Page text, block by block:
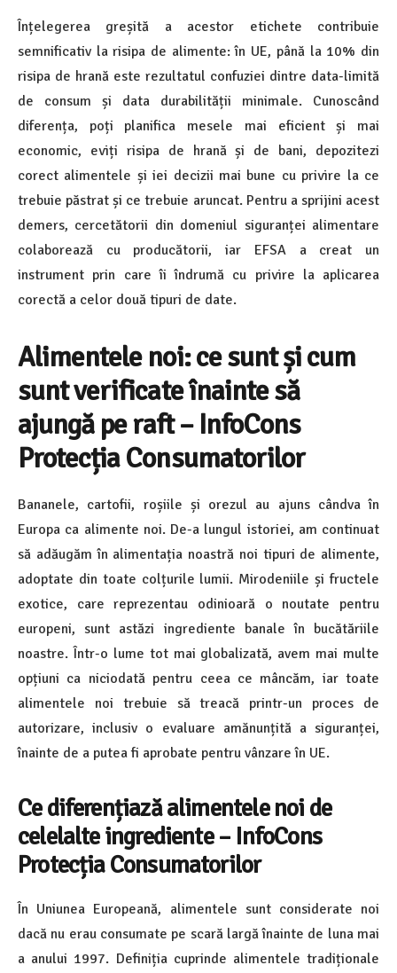
Înțelegerea greșită a acestor etichete contribuie
semnificativ la risipa de alimente: în UE, până la 10% din
risipa de hrană este rezultatul confuziei dintre data-limită
de consum și data durabilității minimale. Cunoscând
diferența, poți planifica mesele mai eficient și mai
economic, eviți risipa de hrană și de bani, depozitezi
corect alimentele și iei decizii mai bune cu privire la ce
trebuie păstrat și ce trebuie aruncat. Pentru a sprijini acest
demers, cercetătorii din domeniul siguranței alimentare
colaborează cu producătorii, iar EFSA a creat un
instrument prin care îi îndrumă cu privire la aplicarea
corectă a celor două tipuri de date.
Alimentele noi: ce sunt și cum
sunt verificate înainte să
ajungă pe raft – InfoCons
Protecția Consumatorilor
Bananele, cartofii, roșiile și orezul au ajuns cândva în
Europa ca alimente noi. De-a lungul istoriei, am continuat
să adăugăm în alimentația noastră noi tipuri de alimente,
adoptate din toate colțurile lumii. Mirodeniile și fructele
exotice, care reprezentau odinioară o noutate pentru
europeni, sunt astăzi ingrediente banale în bucătăriile
noastre. Într-o lume tot mai globalizată, avem mai multe
opțiuni ca niciodată pentru ceea ce mâncăm, iar toate
alimentele noi trebuie să treacă printr-un proces de
autorizare, inclusiv o evaluare amănunțită a siguranței,
înainte de a putea fi aprobate pentru vânzare în UE.
Ce diferențiază alimentele noi de
celelalte ingrediente – InfoCons
Protecția Consumatorilor
În Uniunea Europeană, alimentele sunt considerate noi
dacă nu erau consumate pe scară largă înainte de luna mai
a anului 1997. Definiția cuprinde alimentele tradiționale